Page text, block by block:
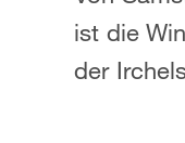
ist die
der